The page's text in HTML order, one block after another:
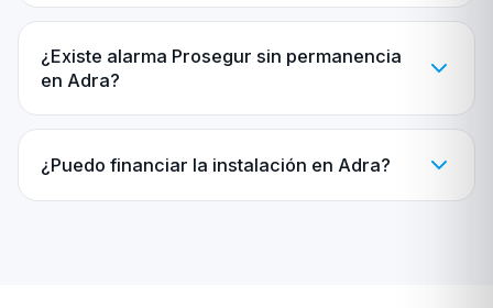
¿Existe alarma Prosegur sin permanencia
en Adra?
¿Puedo financiar la instalación en Adra?